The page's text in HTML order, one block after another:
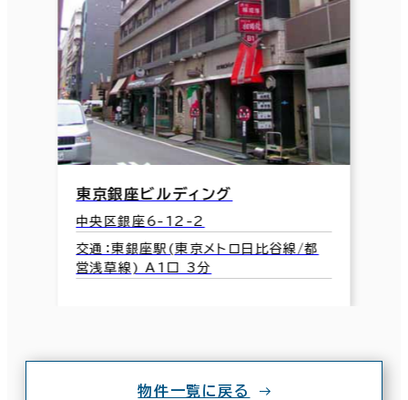
東京銀座ビルディング
中央区銀座6-12-2
交通：東銀座駅(東京メトロ日比谷線/都
営浅草線) A1口 3分
物件一覧に戻る